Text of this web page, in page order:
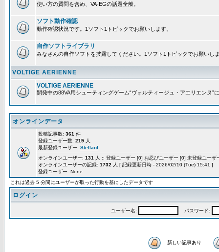
使い方の質問を含め、VA-EGの話題全般。
ソフト動作確認
動作確認状況です。1ソフト1トピックでお願いします。
自作ソフトライブラリ
みなさんの自作ソフトを披露してください。1ソフト1トピックでお願いし
VOLTIGE AERIENNE
VOLTIGE AERIENNE
開発中の88VA用シューティングゲーム“ヴォルティージュ・アエリエンヌ”
オンラインデータ
投稿記事数: 361 件
登録ユーザー数: 219 人
最新登録ユーザー: Stellaol
オンラインユーザー: 131
人 :: 登録ユーザー [0] お忍びユーザー [0] 未登録ユー
オンラインユーザーの記録: 1732 人 [ 記録更新日時 - 2026/02/10 (Tue) 15:41 ]
登録ユーザー: None
これは過去 5 分間にユーザーが取った行動を基にしたデータです
ログイン
ユーザー名: パスワード:
新しい記事あり